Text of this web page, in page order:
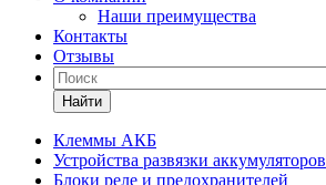
Наши преимущества
Контакты
Отзывы
Найти
Клеммы АКБ
Устройства развязки аккумуляторов
Блоки реле и предохранителей